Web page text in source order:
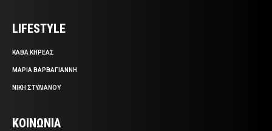
LIFESTYLE
ΚΑΒΑ ΚΗΡΕΑΣ
ΜΑΡΙΑ ΒΑΡΒΑΓΙΑΝΝΗ
ΝΙΚΗ ΣΤΥΛΙΑΝΟΥ
ΚΟΙΝΩΝΙΑ